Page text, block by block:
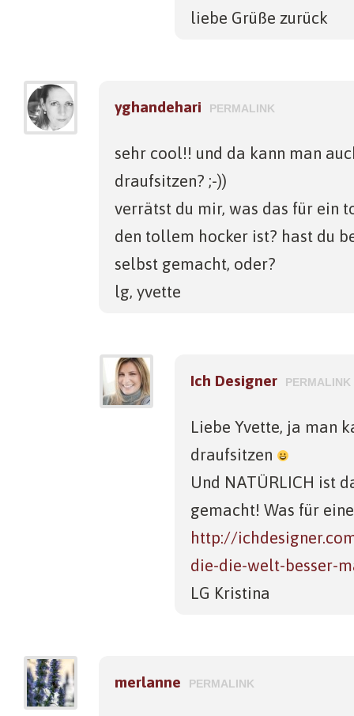
liebe Grüße zurück
yghandehari PERMALINK
sehr cool!! und da kann man
draufsitzen? ;-))
verrätst du mir, was das für ein
den tollem hocker ist? hast du
selbst gemacht, oder?
lg, yvette
Ich Designer PERMALINK
Liebe Yvette, ja man
draufsitzen
Und NATÜRLICH ist
gemacht! Was für
http://
die-die-welt-besser-
LG Kristina
merlanne PERMALINK